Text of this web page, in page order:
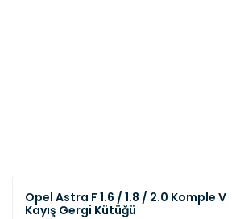
Opel Astra F 1.6 / 1.8 / 2.0 Komple V
Kayış Gergi Kütüğü